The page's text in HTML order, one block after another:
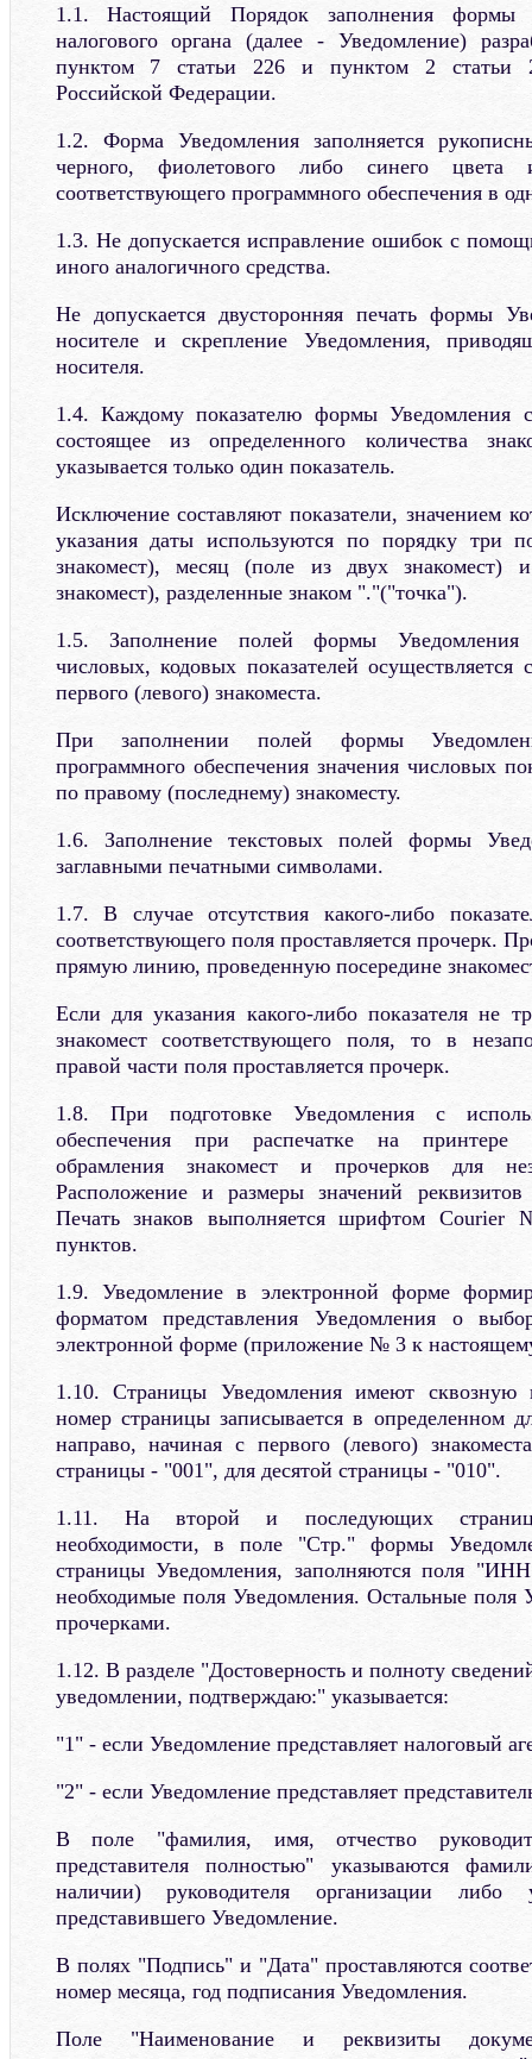
1.1. Настоящий Порядок заполнения формы
налогового органа (далее - Уведомление)
пунктом 7 статьи 226 и пунктом 2 статьи
Российской Федерации.
1.2. Форма Уведомления заполняется
черного, фиолетового либо синего цвета
соответствующего программного обеспечения в
1.3. Не допускается исправление ошибок с
иного аналогичного средства.
Не допускается двусторонняя печать формы
носителе и скрепление Уведомления,
носителя.
1.4. Каждому показателю формы Уведомления
состоящее из определенного количества
указывается только один показатель.
Исключение составляют показатели, значением
указания даты используются по порядку три
знакомест), месяц (поле из двух знакомест)
знакомест), разделенные знаком "."("точка").
1.5. Заполнение полей формы Уведомления
числовых, кодовых показателей осуществляется
первого (левого) знакоместа.
При заполнении полей формы
программного обеспечения значения числовых
по правому (последнему) знакоместу.
1.6. Заполнение текстовых полей формы
заглавными печатными символами.
1.7. В случае отсутствия какого-либо
соответствующего поля проставляется прочерк.
прямую линию, проведенную посередине
Если для указания какого-либо показателя не
знакомест соответствующего поля, то в
правой части поля проставляется прочерк.
1.8. При подготовке Уведомления с
обеспечения при распечатке на принтере
обрамления знакомест и прочерков для
Расположение и размеры значений
Печать знаков выполняется шрифтом
пунктов.
1.9. Уведомление в электронной форме
форматом представления Уведомления о
электронной форме (приложение № 3 к
1.10. Страницы Уведомления имеют сквозную
номер страницы записывается в определенном
направо, начиная с первого (левого)
страницы - "001", для десятой страницы - "010".
1.11. На второй и последующих
необходимости, в поле "Стр." формы
страницы Уведомления, заполняются поля
необходимые поля Уведомления. Остальные поля
прочерками.
1.12. В разделе "Достоверность и полноту
уведомлении, подтверждаю:" указывается:
"1" - если Уведомление представляет налоговый
"2" - если Уведомление представляет
В поле "фамилия, имя, отчество
представителя полностью" указываются
наличии) руководителя организации либо
представившего Уведомление.
В полях "Подпись" и "Дата" проставляются
номер месяца, год подписания Уведомления.
Поле "Наименование и реквизиты